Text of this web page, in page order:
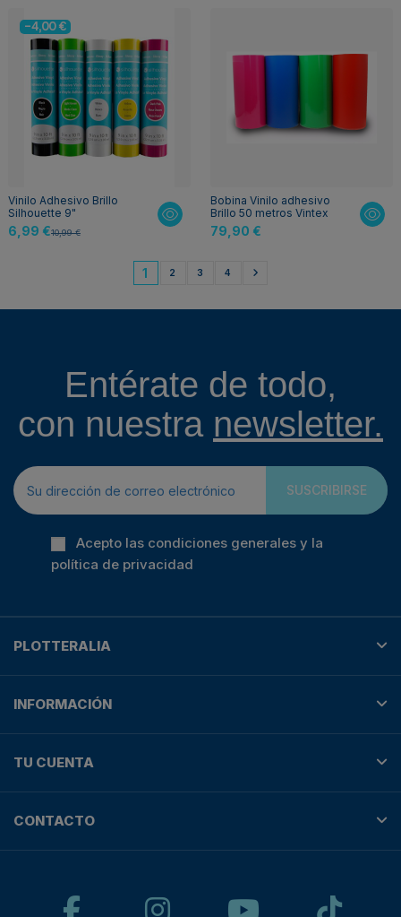
-4,00 €
Vinilo Adhesivo Brillo
Silhouette 9"
6,99 €10,99 €
Bobina Vinilo adhesivo
Brillo 50 metros Vintex
79,90 €
1 2 3 4
Entérate de todo,
con nuestra newsletter.
SUSCRIBIRSE
Acepto las condiciones generales y la
política de privacidad
PLOTTERALIA
INFORMACIÓN
TU CUENTA
CONTACTO